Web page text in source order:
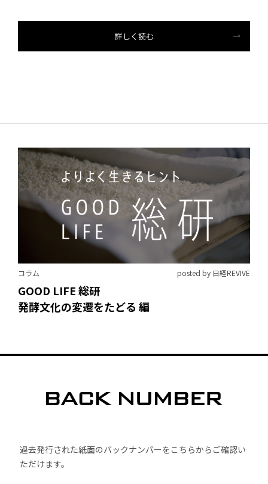
詳しく読む
コラム posted by 日経REVIVE
GOOD LIFE 総研
発酵文化の変遷をたどる 編
過去発行された紙面のバックナンバーをこちらからご確認い
ただけます。